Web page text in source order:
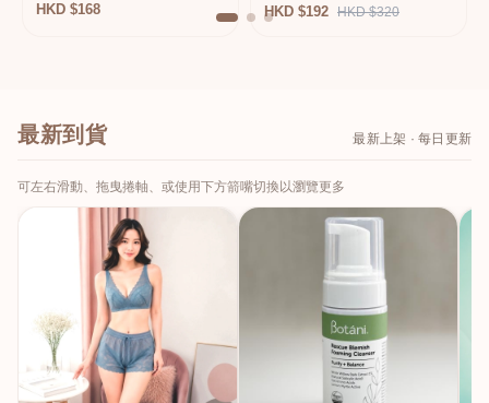
HKD $168 HKD $192 HKD $320
最新到貨 最新上架 · 每日更新
可左右滑動、拖曳捲軸、或使用下方箭嘴切換以瀏覽更多